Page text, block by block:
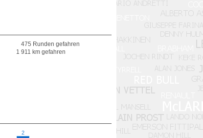
475 Runden gefahren
1 911 km gefahren
2